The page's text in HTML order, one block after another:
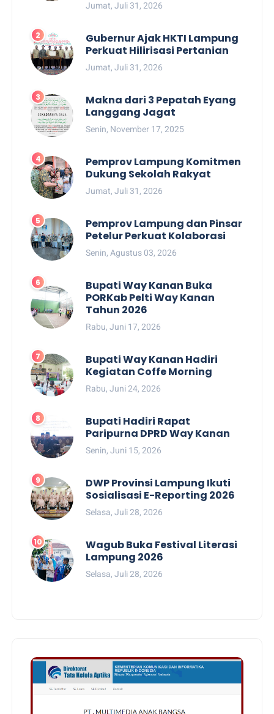
Jumat, Juli 31, 2026
Gubernur Ajak HKTI Lampung
Perkuat Hilirisasi Pertanian
Jumat, Juli 31, 2026
Makna dari 3 Pepatah Eyang
Langgang Jagat
Senin, November 17, 2025
Pemprov Lampung Komitmen
Dukung Sekolah Rakyat
Jumat, Juli 31, 2026
Pemprov Lampung dan Pinsar
Petelur Perkuat Kolaborasi
Senin, Agustus 03, 2026
Bupati Way Kanan Buka
PORKab Pelti Way Kanan
Tahun 2026
Rabu, Juni 17, 2026
Bupati Way Kanan Hadiri
Kegiatan Coffe Morning
Rabu, Juni 24, 2026
Bupati Hadiri Rapat
Paripurna DPRD Way Kanan
Senin, Juni 15, 2026
DWP Provinsi Lampung Ikuti
Sosialisasi E-Reporting 2026
Selasa, Juli 28, 2026
Wagub Buka Festival Literasi
Lampung 2026
Selasa, Juli 28, 2026